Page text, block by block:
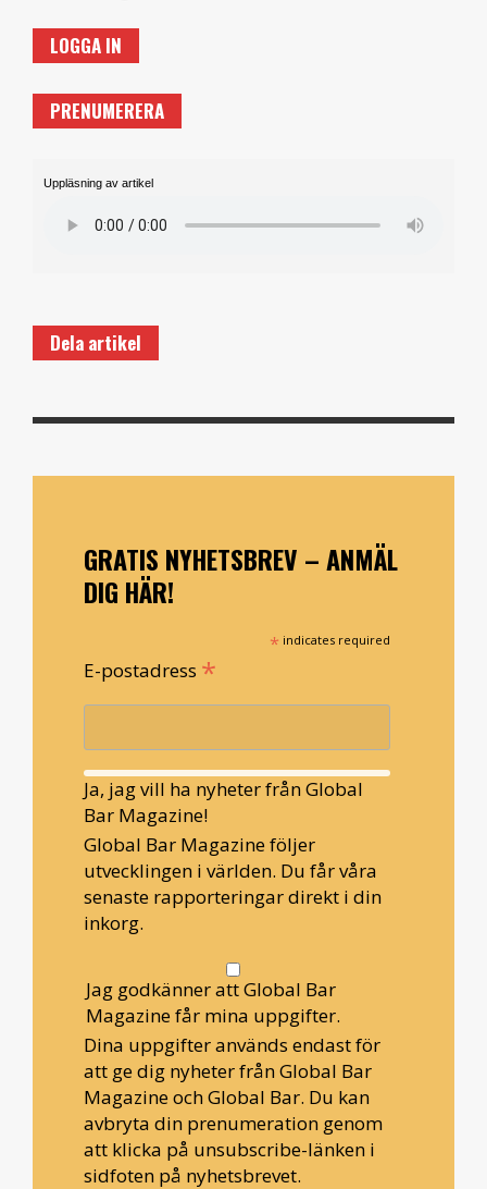
LOGGA IN
PRENUMERERA
Uppläsning av artikel
Dela artikel
GRATIS NYHETSBREV – ANMÄL
DIG HÄR!
* indicates required
E-postadress *
Ja, jag vill ha nyheter från Global
Bar Magazine!
Global Bar Magazine följer
utvecklingen i världen. Du får våra
senaste rapporteringar direkt i din
inkorg.
Jag godkänner att Global Bar
Magazine får mina uppgifter.
Dina uppgifter används endast för
att ge dig nyheter från Global Bar
Magazine och Global Bar. Du kan
avbryta din prenumeration genom
att klicka på unsubscribe-länken i
sidfoten på nyhetsbrevet.